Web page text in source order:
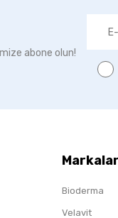
abone olun!
Markalar
Bioderma
Velavit